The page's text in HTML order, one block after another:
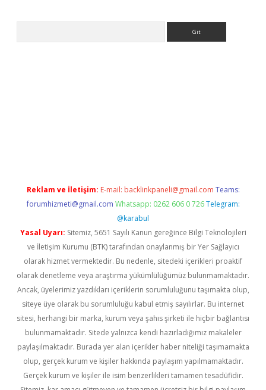
Reklam ve İletişim: E-mail: backlinkpaneli@gmail.com Teams:
forumhizmeti@gmail.com Whatsapp: 0262 606 0 726 Telegram:
@karabul
Yasal Uyarı: Sitemiz, 5651 Sayılı Kanun gereğince Bilgi Teknolojileri
ve İletişim Kurumu (BTK) tarafından onaylanmış bir Yer Sağlayıcı
olarak hizmet vermektedir. Bu nedenle, sitedeki içerikleri proaktif
olarak denetleme veya araştırma yükümlülüğümüz bulunmamaktadır.
Ancak, üyelerimiz yazdıkları içeriklerin sorumluluğunu taşımakta olup,
siteye üye olarak bu sorumluluğu kabul etmiş sayılırlar. Bu internet
sitesi, herhangi bir marka, kurum veya şahıs şirketi ile hiçbir bağlantısı
bulunmamaktadır. Sitede yalnızca kendi hazırladığımız makaleler
paylaşılmaktadır. Burada yer alan içerikler haber niteliği taşımamakta
olup, gerçek kurum ve kişiler hakkında paylaşım yapılmamaktadır.
Gerçek kurum ve kişiler ile isim benzerlikleri tamamen tesadüfidir.